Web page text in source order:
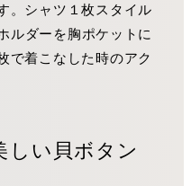
。シャツ１枚スタイル
ルダーを胸ポケットに
で着こなした時のアク
しい貝ボタン